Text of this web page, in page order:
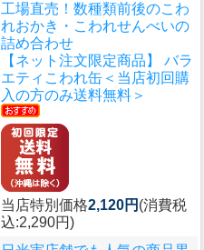
工場直売！数種類前後のこわ
れおかき・こわれせんべいの
詰め合わせ
【ネット注文限定商品】 バラ
エティこわれ缶＜当店初回購
入の方のみ送料無料＞
当店特別価格2,120円 (消費税
込:2,290円)